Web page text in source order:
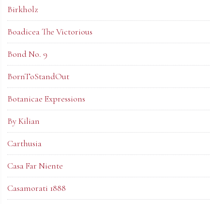
Birkholz
Boadicea The Victorious
Bond No. 9
BornToStandOut
Botanicae Expressions
By Kilian
Carthusia
Casa Far Niente
Casamorati 1888